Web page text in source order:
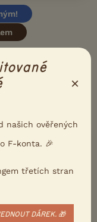
20000
×
našich ověřených
F-konta. 🎉
třetích stran
DÁREK. 🎁